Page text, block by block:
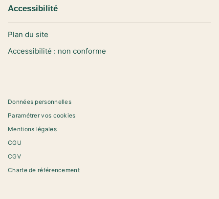
Accessibilité
Plan du site
Accessibilité : non conforme
Données personnelles
Paramétrer vos cookies
Mentions légales
CGU
CGV
Charte de référencement